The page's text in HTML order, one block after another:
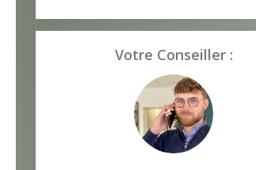
Votre Conseiller :